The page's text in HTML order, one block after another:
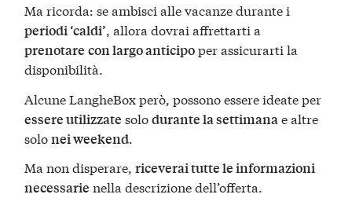
Ma ricorda: se ambisci alle vacanze durante i
periodi ‘caldi’, allora dovrai affrettarti a
prenotare con largo anticipoper assicurarti la
disponibilità.
Alcune LangheBox però, possono essere ideate per
essere utilizzate solodurante la settimanae altre
solonei weekend.
Ma non disperare,riceverai tutte le informazioni
necessarie nella descrizione dell’offerta.